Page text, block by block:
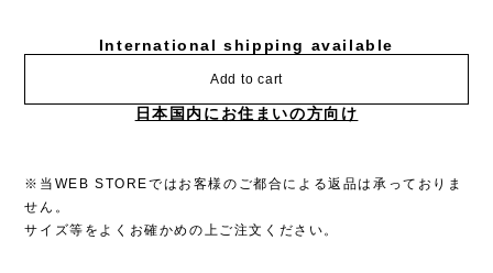
International shipping available
Add to cart
日本国内にお住まいの方向け
※当WEB STOREではお客様のご都合による返品は承っておりま
せん。
サイズ等をよくお確かめの上ご注文ください。